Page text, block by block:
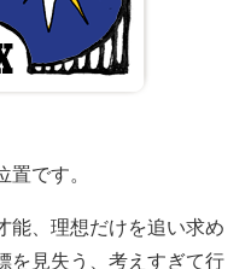
置です。
能、理想だけを追い求め
を見失う、考えすぎて行